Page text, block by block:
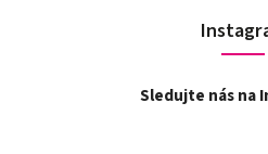
Sledujte nás na